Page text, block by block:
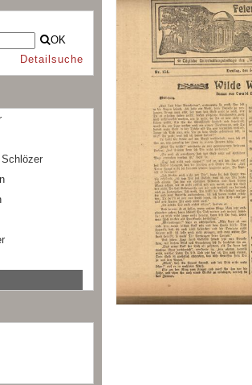
OK
Detailsuche